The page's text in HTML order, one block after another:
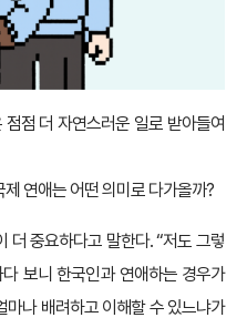
점 더 자연스러운 일로 받아들여
연애는 어떤 의미로 다가올까?
더 중요하다고 말한다. “저도 그렇
보니 한국인과 연애하는 경우가
마나 배려하고 이해할 수 있느냐가